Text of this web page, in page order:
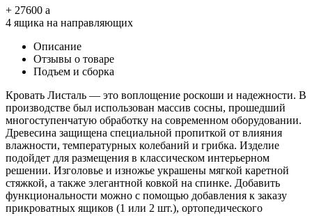
+ 27600 a
4 ящика на направляющих
Описание
Отзывы о товаре
Подъем и сборка
Кровать Листаль — это воплощение роскоши и надежности. В
производстве был использован массив сосны, прошедший
многоступенчатую обработку на современном оборудовании.
Древесина защищена специальной пропиткой от влияния
влажности, температурных колебаний и грибка. Изделие
подойдет для размещения в классическом интерьерном
решении. Изголовье и изножье украшены мягкой каретной
стяжкой, а также элегантной ковкой на спинке. Добавить
функциональности можно с помощью добавления к заказу
прикроватных ящиков (1 или 2 шт.), ортопедического